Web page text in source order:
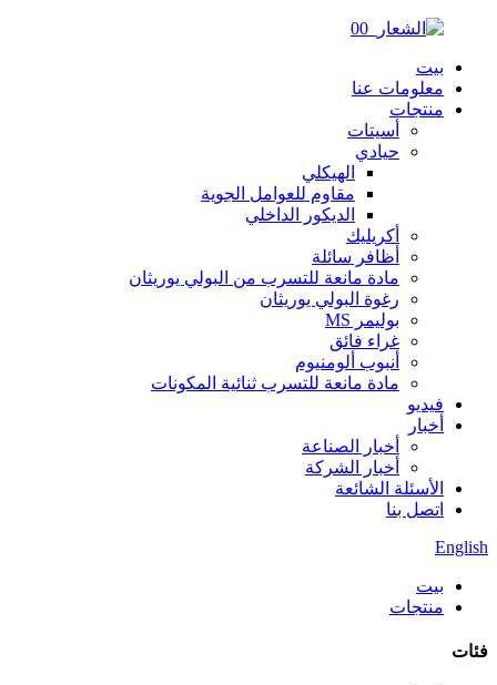
بيت
معلومات عنا
منتجات
أسيتات
حيادي
الهيكلي
مقاوم للعوامل الجوية
الديكور الداخلي
أكريليك
أظافر سائلة
مادة مانعة للتسرب من البولي يوريثان
رغوة البولي يوريثان
بوليمر MS
غراء فائق
أنبوب ألومنيوم
مادة مانعة للتسرب ثنائية المكونات
فيديو
أخبار
أخبار الصناعة
أخبار الشركة
الأسئلة الشائعة
اتصل بنا
English
بيت
منتجات
فئات